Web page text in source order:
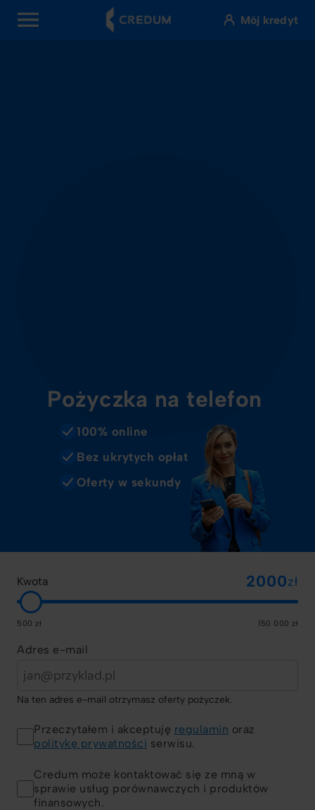
Mój kredyt
Pożyczka na telefon
100% online
Bez ukrytych opłat
Oferty w sekundy
Kwota zł
500 zł 150 000 zł
Adres e-mail
Na ten adres e-mail otrzymasz oferty pożyczek.
Przeczytałem i akceptuję regulamin oraz
politykę prywatności serwisu.
Credum może kontaktować się ze mną w
sprawie usług porównawczych i produktów
finansowych.